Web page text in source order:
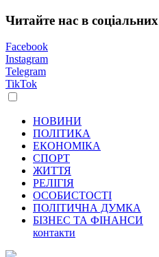
Читайте нас в
Facebook
Instagram
Telegram
TikTok
НОВИНИ
ПОЛІТИКА
ЕКОНОМІКА
СПОРТ
ЖИТТЯ
РЕЛІГІЯ
ОСОБИСТОСТІ
ПОЛІТИЧНА ДУМКА
БІЗНЕС ТА ФІНАНСИ
контакти